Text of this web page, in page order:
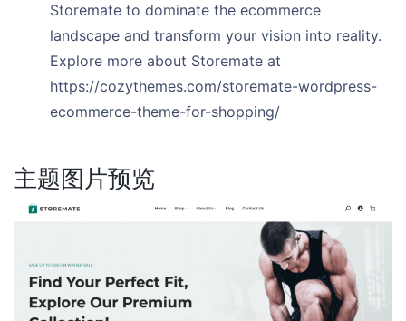
Storemate to dominate the ecommerce
landscape and transform your vision into reality.
Explore more about Storemate at
https://cozythemes.com/storemate-wordpress-
ecommerce-theme-for-shopping/
主题图片预览